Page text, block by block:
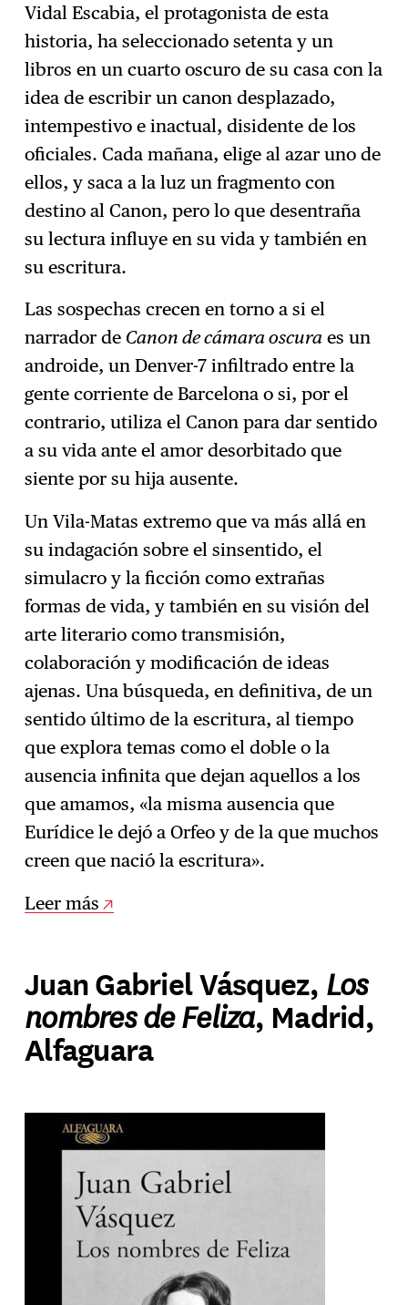
Vidal Escabia, el protagonista de esta
historia, ha seleccionado setenta y un
libros en un cuarto oscuro de su casa con la
idea de escribir un canon desplazado,
intempestivo e inactual, disidente de los
oficiales. Cada mañana, elige al azar uno de
ellos, y saca a la luz un fragmento con
destino al Canon, pero lo que desentraña
su lectura influye en su vida y también en
su escritura.
Las sospechas crecen en torno a si el
narrador de Canon de cámara oscura es un
androide, un Denver-7 infiltrado entre la
gente corriente de Barcelona o si, por el
contrario, utiliza el Canon para dar sentido
a su vida ante el amor desorbitado que
siente por su hija ausente.
Un Vila-Matas extremo que va más allá en
su indagación sobre el sinsentido, el
simulacro y la ficción como extrañas
formas de vida, y también en su visión del
arte literario como transmisión,
colaboración y modificación de ideas
ajenas. Una búsqueda, en definitiva, de un
sentido último de la escritura, al tiempo
que explora temas como el doble o la
ausencia infinita que dejan aquellos a los
que amamos, «la misma ausencia que
Eurídice le dejó a Orfeo y de la que muchos
creen que nació la escritura».
Leer más
Juan Gabriel Vásquez, Los
nombres de Feliza, Madrid,
Alfaguara